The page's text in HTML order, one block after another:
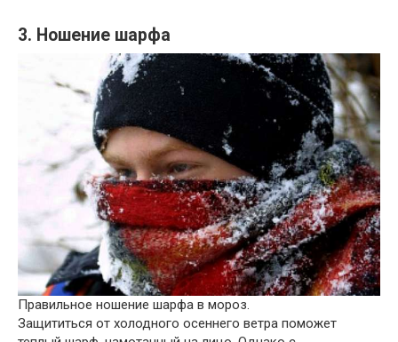
3. Ношение шарфа
Правильное ношение шарфа в мороз.
Защититься от холодного осеннего ветра поможет